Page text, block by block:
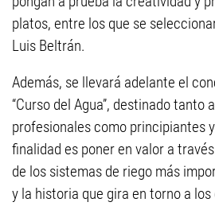
platos, entre los que se
Luis Beltrán.
Además, se llevará adelante el
“Curso del Agua”, destinado tanto
profesionales como principiantes
finalidad es poner en valor a
de los sistemas de riego más
y la historia que gira en torno a